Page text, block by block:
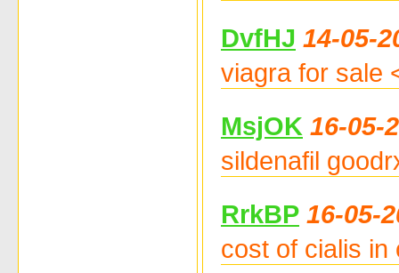
DvfHJ 14-05-
viagra for sale
MsjOK 16-05-
sildenafil
RrkBP 16-05-
cost of cialis in